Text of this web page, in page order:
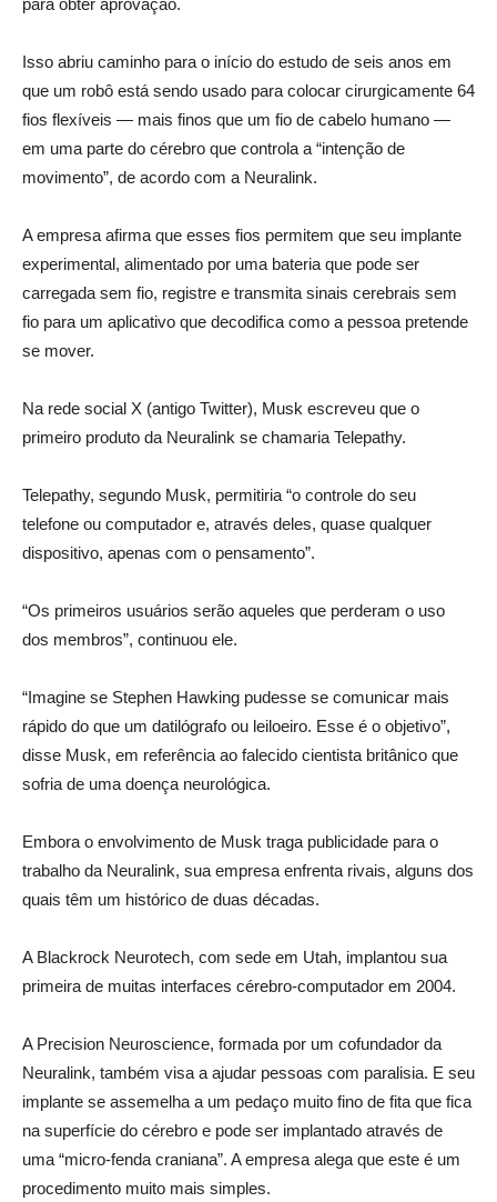
para obter aprovação.
Isso abriu caminho para o início do estudo de seis anos em
que um robô está sendo usado para colocar cirurgicamente 64
fios flexíveis — mais finos que um fio de cabelo humano —
em uma parte do cérebro que controla a “intenção de
movimento”, de acordo com a Neuralink.
A empresa afirma que esses fios permitem que seu implante
experimental, alimentado por uma bateria que pode ser
carregada sem fio, registre e transmita sinais cerebrais sem
fio para um aplicativo que decodifica como a pessoa pretende
se mover.
Na rede social X (antigo Twitter), Musk escreveu que o
primeiro produto da Neuralink se chamaria Telepathy.
Telepathy, segundo Musk, permitiria “o controle do seu
telefone ou computador e, através deles, quase qualquer
dispositivo, apenas com o pensamento”.
“Os primeiros usuários serão aqueles que perderam o uso
dos membros”, continuou ele.
“Imagine se Stephen Hawking pudesse se comunicar mais
rápido do que um datilógrafo ou leiloeiro. Esse é o objetivo”,
disse Musk, em referência ao falecido cientista britânico que
sofria de uma doença neurológica.
Embora o envolvimento de Musk traga publicidade para o
trabalho da Neuralink, sua empresa enfrenta rivais, alguns dos
quais têm um histórico de duas décadas.
A Blackrock Neurotech, com sede em Utah, implantou sua
primeira de muitas interfaces cérebro-computador em 2004.
A Precision Neuroscience, formada por um cofundador da
Neuralink, também visa a ajudar pessoas com paralisia. E seu
implante se assemelha a um pedaço muito fino de fita que fica
na superfície do cérebro e pode ser implantado através de
uma “micro-fenda craniana”. A empresa alega que este é um
procedimento muito mais simples.